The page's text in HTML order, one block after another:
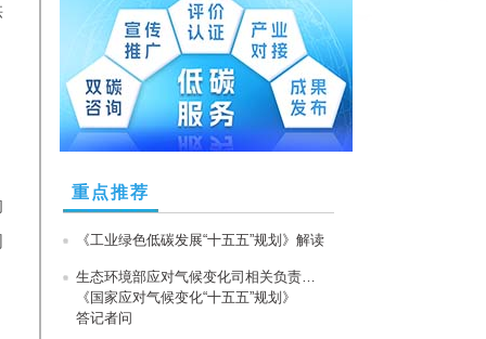
重点推荐
《工业绿色低碳发展“十五五”规划》解读
生态环境部应对气候变化司相关负责人就
《国家应对气候变化“十五五”规划》
答记者问